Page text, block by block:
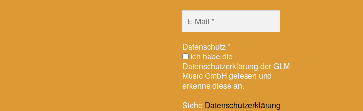
Datenschutz*
Ich habe die
Datenschutzerklärung der GLM
Music GmbH gelesen und
erkenne diese an.
Siehe Datenschutzerklärung